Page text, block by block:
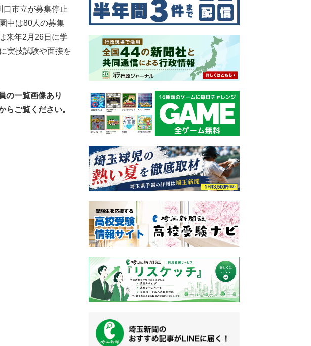
市立が募集停止
中は80人の募集
来年2月26日に学
実技試験や面接を
の一覧画像あり
らご覧ください。